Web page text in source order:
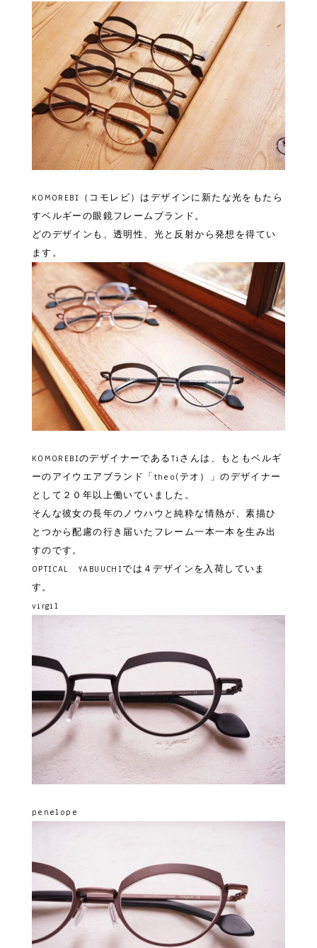
KOMOREBI（コモレビ）はデザインに新たな光をもたら
すベルギーの眼鏡フレームブランド。
どのデザインも、透明性、光と反射から発想を得てい
ます。
KOMOREBIのデザイナーであるTiさんは、もともベルギ
ーのアイウエアブランド「theo(テオ）」のデザイナー
として２０年以上働いていました。
そんな彼女の長年のノウハウと純粋な情熱が、素描ひ
とつから配慮の行き届いたフレーム一本一本を生み出
すのです。
OPTICAL YABUUCHIでは４デザインを入荷していま
す。
virgil
penelope